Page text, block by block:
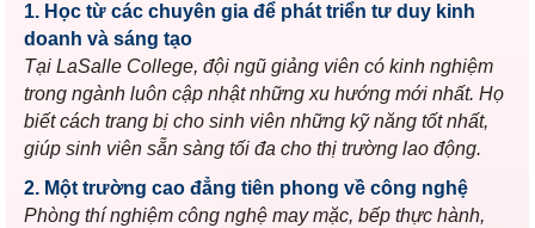
1. Học từ các chuyên gia để phát triển tư duy kinh
doanh và sáng tạo
Tại LaSalle College, đội ngũ giảng viên có kinh nghiệm
trong ngành luôn cập nhật những xu hướng mới nhất. Họ
biết cách trang bị cho sinh viên những kỹ năng tốt nhất,
giúp sinh viên sẵn sàng tối đa cho thị trường lao động.
2. Một trường cao đẳng tiên phong về công nghệ
Phòng thí nghiệm công nghệ may mặc, bếp thực hành,